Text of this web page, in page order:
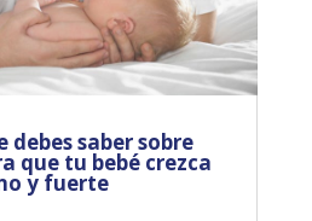
debes saber sobre
que tu bebé crezca
y fuerte